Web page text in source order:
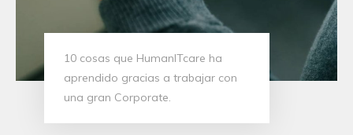
10 cosas que HumanITcare ha
aprendido gracias a trabajar con
una gran Corporate.